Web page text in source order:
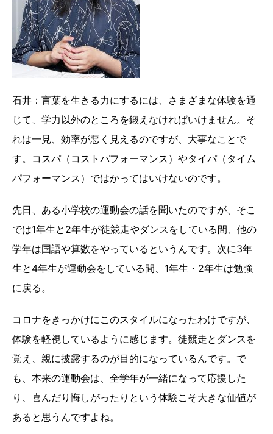
石井：言葉を生きる力にするには、さまざまな体験を通
じて、学力以外のところを鍛えなければいけません。そ
れは一見、効率が悪く見えるのですが、大事なことで
す。コスパ（コストパフォーマンス）やタイパ（タイム
パフォーマンス）ではかってはいけないのです。
先日、ある小学校の運動会の話を聞いたのですが、そこ
では1年生と2年生が徒競走やダンスをしている間、他の
学年は国語や算数をやっているというんです。次に3年
生と4年生が運動会をしている間、1年生・2年生は勉強
に戻る。
コロナをきっかけにこのスタイルになったわけですが、
体験を軽視しているように感じます。徒競走とダンスを
覚え、親に披露するのが目的になっているんです。で
も、本来の運動会は、全学年が一緒になって応援した
り、喜んだり悔しがったりという体験こそ大きな価値が
あると思うんですよね。